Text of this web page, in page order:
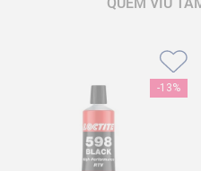
-13%